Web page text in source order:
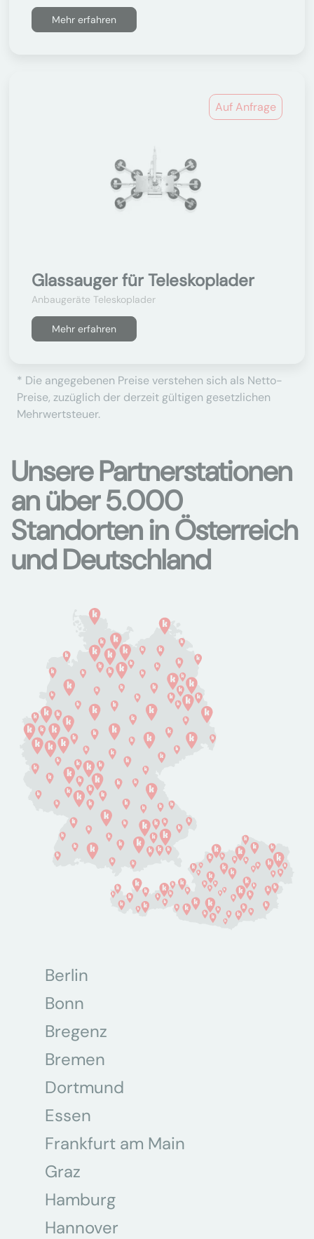
Mehr erfahren
Auf Anfrage
Glassauger für Teleskoplader
Anbaugeräte Teleskoplader
Mehr erfahren
* Die angegebenen Preise verstehen sich als Netto-
Preise, zuzüglich der derzeit gültigen gesetzlichen
Mehrwertsteuer.
Unsere Partnerstationen
an über 5.000
Standorten in Österreich
und Deutschland
Berlin
Bonn
Bregenz
Bremen
Dortmund
Essen
Frankfurt am Main
Graz
Hamburg
Hannover